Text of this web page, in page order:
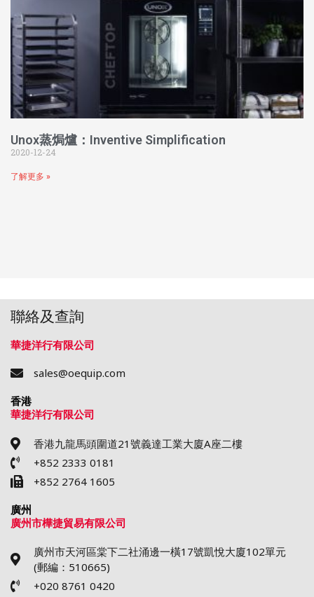
Unox蒸焗爐：Inventive Simplification
2020-12-24
了解更多 »
聯絡及查詢
華捷洋行有限公司
sales@oequip.com
香港
華捷洋行有限公司
香港九龍馬頭圍道21號義達工業大廈A座二樓
+852 2333 0181
+852 2764 1605
廣州
廣州市樺捷貿易有限公司
廣州市天河區棠下二社涌邊一橫17號凱悅大廈102單元
(郵編：510665)
+020 8761 0420